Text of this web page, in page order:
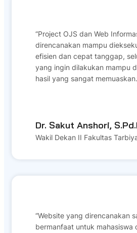
“Project OJS dan Web
direncanakan mampu
efisien dan cepat tanggap,
yang ingin dilakukan mampu
hasil yang sangat
Dr. Sakut Anshori,
Wakil Dekan II Fakultas
“Website yang direncanakan
bermanfaat untuk mahasiswa